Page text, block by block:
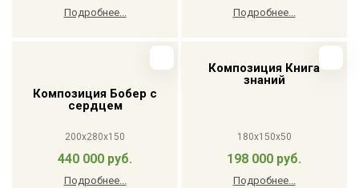
Подробнее... Подробнее...
Композиция Бобер с
сердцем
200x280x150
440 000 руб.
Подробнее...
Композиция Книга
знаний
180х150х50
198 000 руб.
Подробнее...